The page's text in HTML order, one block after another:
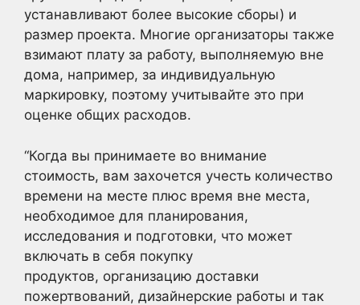
устанавливают более высокие сборы) и
размер проекта. Многие организаторы также
взимают плату за работу, выполняемую вне
дома, например, за индивидуальную
маркировку, поэтому учитывайте это при
оценке общих расходов.
“Когда вы принимаете во внимание
стоимость, вам захочется учесть количество
времени на месте плюс время вне места,
необходимое для планирования,
исследования и подготовки, что может
включать в себя покупку
продуктов, организацию доставки
пожертвований, дизайнерские работы и так